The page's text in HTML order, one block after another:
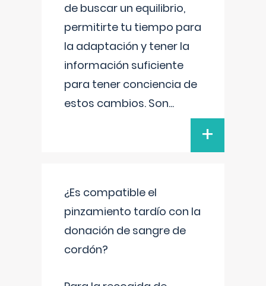
de buscar un equilibrio,
permitirte tu tiempo para
la adaptación y tener la
información suficiente
para tener conciencia de
estos cambios. Son...
+
¿Es compatible el
pinzamiento tardío con la
donación de sangre de
cordón?